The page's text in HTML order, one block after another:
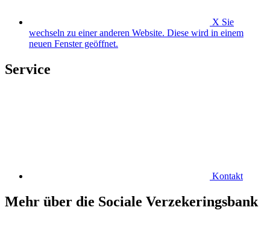
X Sie
wechseln zu einer anderen Website. Diese wird in einem
neuen Fenster geöffnet.
Service
Kontakt
Mehr über die Sociale Verzekeringsbank